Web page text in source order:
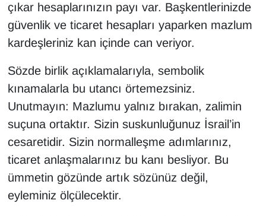
çıkar hesaplarınızın payı var. Başkentlerinizde
güvenlik ve ticaret hesapları yaparken mazlum
kardeşleriniz kan içinde can veriyor.
Sözde birlik açıklamalarıyla, sembolik
kınamalarla bu utancı örtemezsiniz.
Unutmayın: Mazlumu yalnız bırakan, zalimin
suçuna ortaktır. Sizin suskunluğunuz İsrail’in
cesaretidir. Sizin normalleşme adımlarınız,
ticaret anlaşmalarınız bu kanı besliyor. Bu
ümmetin gözünde artık sözünüz değil,
eyleminiz ölçülecektir.